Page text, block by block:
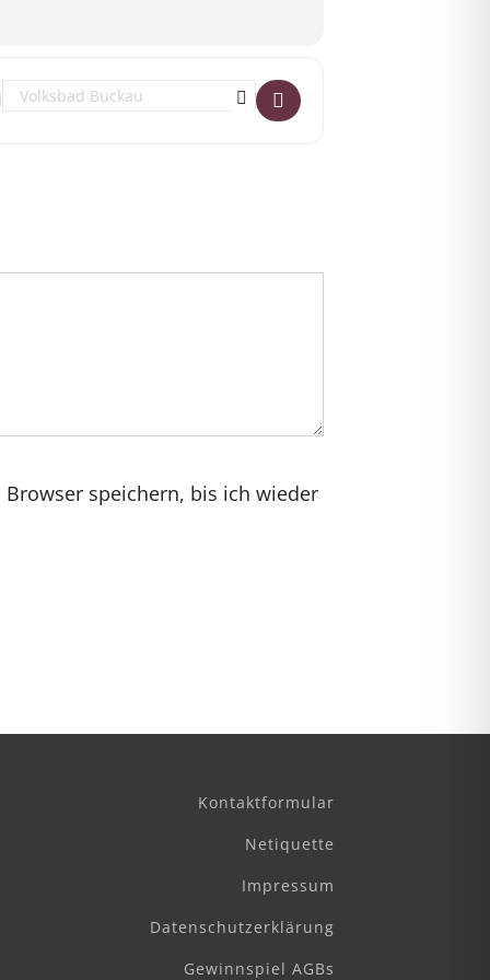
Destination Address - Mietentwicklung und Verdrängung in
speichern, bis ich wieder
Kontaktformular
Netiquette
Impressum
Datenschutzerklärung
Gewinnspiel AGBs